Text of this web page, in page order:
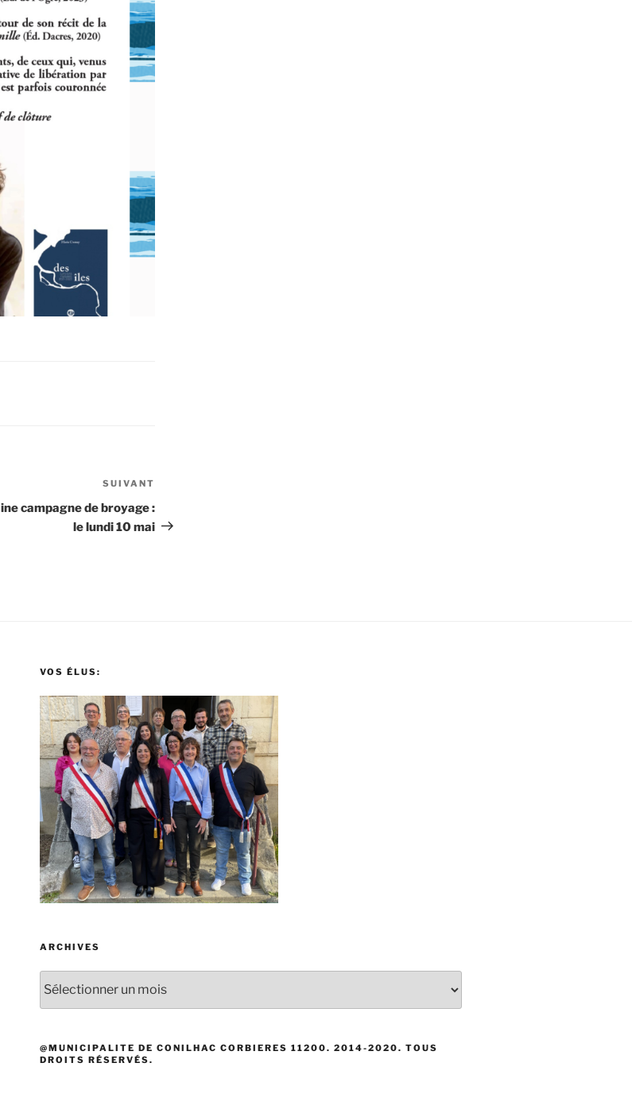
suivant
SUIVANT
campagne de broyage :
le lundi 10 mai
VOS ÉLUS:
ARCHIVES
@MUNICIPALITE DE CONILHAC CORBIERES 11200. 2014-2020. TOUS
DROITS RÉSERVÉS.